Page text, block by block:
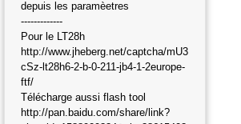
depuis les paramèetres
-------------
Pour le LT28h
http://www.jheberg.net/captcha/mU3
cSz-lt28h6-2-b-0-211-jb4-1-2europe-
ftf/
Télécharge aussi flash tool
http://pan.baidu.com/share/link?